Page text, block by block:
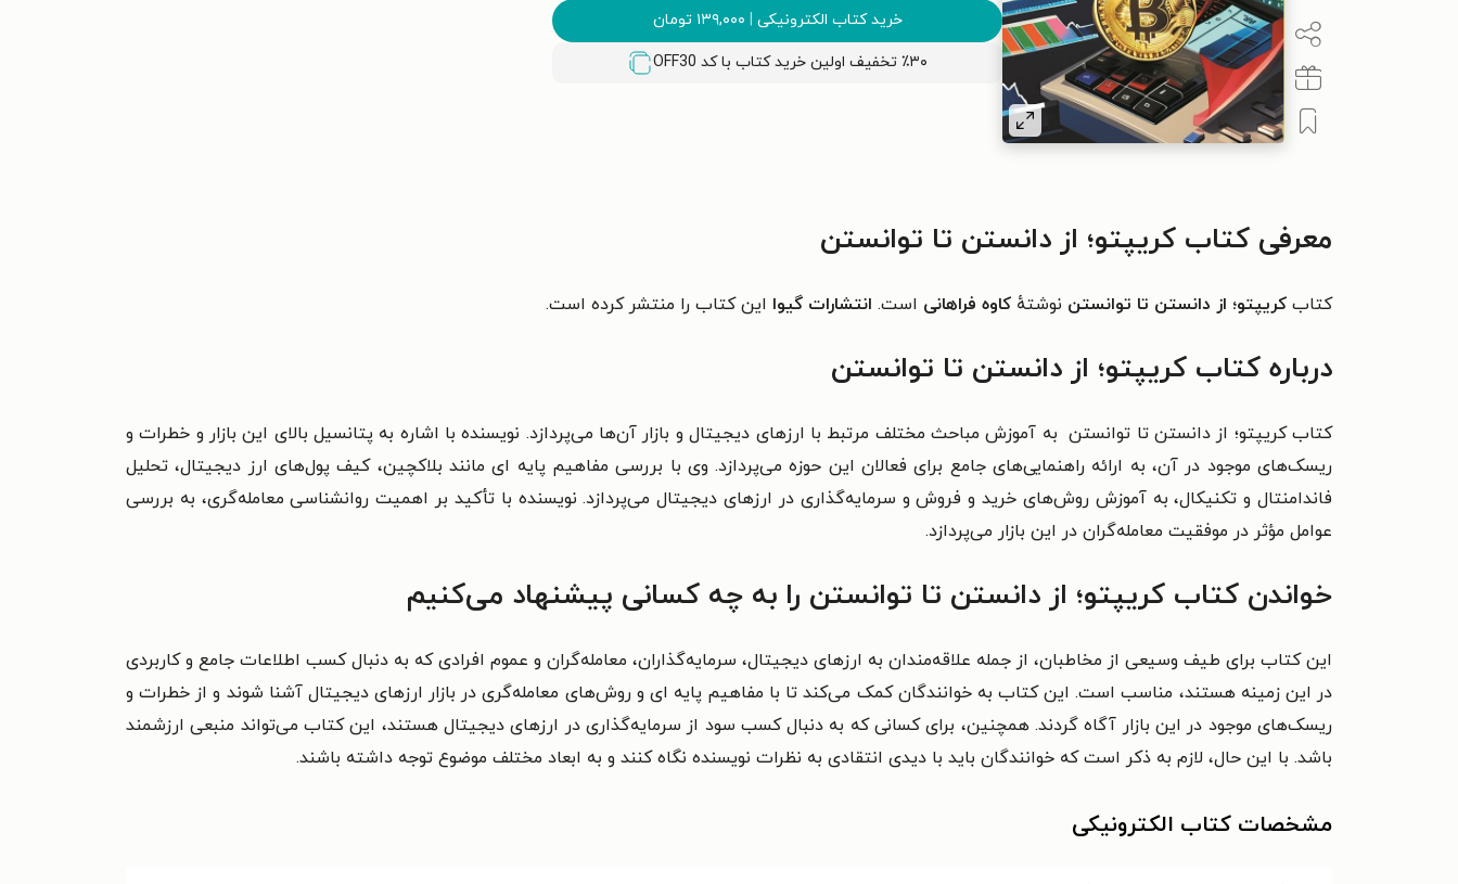
خرید کتاب الکترونیکی | ۱۳۹,۰۰۰ تومان
٪۳۰ تخفیف اولین خرید کتاب با کد OFF30
معرفی کتاب کریپتو؛ از دانستن تا توانستن
کتاب کریپتو؛ از دانستن تا توانستن نوشتهٔ کاوه فراهانی است. انتشارات گیوا این کتاب را منتشر کرده است.
درباره کتاب کریپتو؛ از دانستن تا توانستن
کتاب کریپتو؛ از دانستن تا توانستن به آموزش مباحث مختلف مرتبط با ارزهای دیجیتال و بازار آن‌ها می‌پردازد. نویسنده با اشاره به پتانسیل بالای این بازار و خطرات و
ریسک‌های موجود در آن، به ارائه راهنمایی‌های جامع برای فعالان این حوزه می‌پردازد. وی با بررسی مفاهیم پایه ای مانند بلاکچین، کیف پول‌های ارز دیجیتال، تحلیل
فاندامنتال و تکنیکال، به آموزش روش‌های خرید و فروش و سرمایه‌گذاری در ارزهای دیجیتال می‌پردازد. نویسنده با تأکید بر اهمیت روانشناسی معامله‌گری، به بررسی
عوامل مؤثر در موفقیت معامله‌گران در این بازار می‌پردازد.
خواندن کتاب کریپتو؛ از دانستن تا توانستن را به چه کسانی پیشنهاد می‌کنیم
این کتاب برای طیف وسیعی از مخاطبان، از جمله علاقه‌مندان به ارزهای دیجیتال، سرمایه‌گذاران، معامله‌گران و عموم افرادی که به دنبال کسب اطلاعات جامع و کاربردی
در این زمینه هستند، مناسب است. این کتاب به خوانندگان کمک می‌کند تا با مفاهیم پایه ای و روش‌های معامله‌گری در بازار ارزهای دیجیتال آشنا شوند و از خطرات و
ریسک‌های موجود در این بازار آگاه گردند. همچنین، برای کسانی که به دنبال کسب سود از سرمایه‌گذاری در ارزهای دیجیتال هستند، این کتاب می‌تواند منبعی ارزشمند
باشد. با این حال، لازم به ذکر است که خوانندگان باید با دیدی انتقادی به نظرات نویسنده نگاه کنند و به ابعاد مختلف موضوع توجه داشته باشند.
مشخصات کتاب الکترونیکی